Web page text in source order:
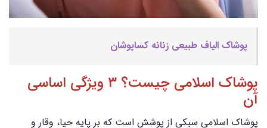
پوشاک الیاف طبیعی زنانه کساپوشان
پوشاک اسلامی چیست؟ ۳ ویژگی اساسی
آن
پوشاک اسلامی سبکی از پوشش است که بر پایه حیا، وقار و